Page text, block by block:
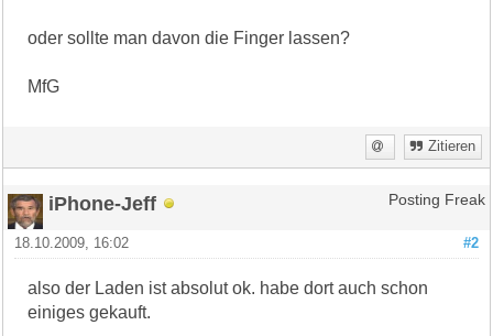
oder sollte man davon die Finger lassen?
MfG
Zitieren
iPhone-Jeff Posting Freak
#2
18.10.2009, 16:02
also der Laden ist absolut ok. habe dort auch schon
einiges gekauft.